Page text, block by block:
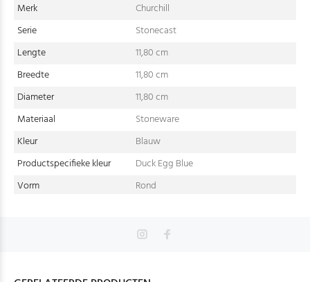
Merk
Churchill
Serie
Stonecast
Lengte
11,80 cm
Breedte
11,80 cm
Diameter
11,80 cm
Materiaal
Stoneware
Kleur
Blauw
Productspecifieke kleur
Duck Egg Blue
Vorm
Rond